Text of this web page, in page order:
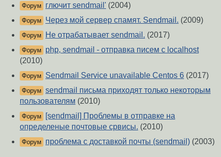
Форум глючит sendmail' (2004)
Форум Через мой сервер спамят. Sendmail. (2009)
Форум Не отрабатывает sendmail. (2017)
Форум
php, sendmail - отправка писем с localhost
(2010)
Форум Sendmail Service unavailable Centos 6 (2017)
Форум sendmail письма приходят только некоторым
пользователям (2010)
Форум
[sendmail] Проблемы в отправке на
определеные почтовые срвисы. (2010)
Форум проблема с доставкой почты (sendmail) (2003)